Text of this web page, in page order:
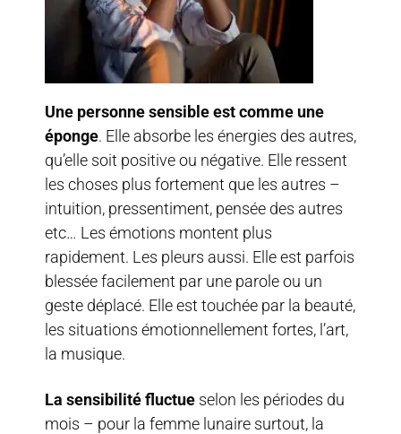
Une personne sensible est comme une
éponge. Elle absorbe les énergies des autres,
qu’elle soit positive ou négative. Elle ressent
les choses plus fortement que les autres –
intuition, pressentiment, pensée des autres
etc… Les émotions montent plus
rapidement. Les pleurs aussi. Elle est parfois
blessée facilement par une parole ou un
geste déplacé. Elle est touchée par la beauté,
les situations émotionnellement fortes, l’art,
la musique.
La sensibilité fluctue selon les périodes du
mois – pour la femme lunaire surtout, la